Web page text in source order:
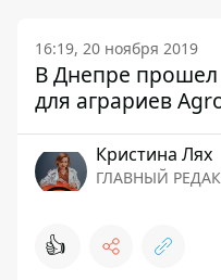
16:19, 20 ноября 2019
В Днепре
для аграриев
Кристина Лях
ГЛАВНЫЙ
👍